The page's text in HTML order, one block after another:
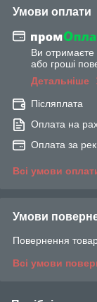
Умови оплати
Ви
або гроші
Детальніше
Післяплата
Оплата на
Оплата за
Всі умови
Умови
Повернення
Всі умови